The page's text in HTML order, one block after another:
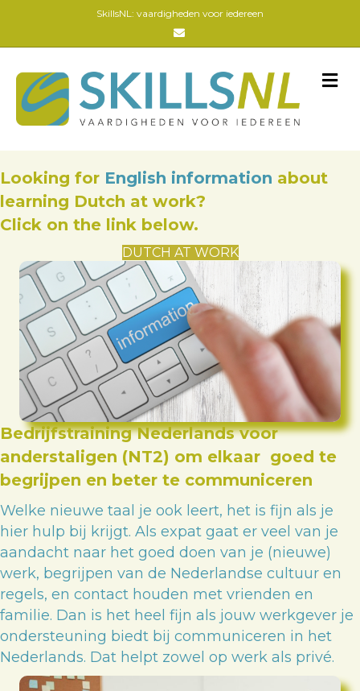
SkillsNL: vaardigheden voor iedereen
Email
Looking for English information about
learning Dutch at work?
Click on the link below.
DUTCH AT WORK
Bedrijfstraining Nederlands voor
anderstaligen (NT2) om elkaar goed te
begrijpen en beter te communiceren
Welke nieuwe taal je ook leert, het is fijn als je
hier hulp bij krijgt. Als expat gaat er veel van je
aandacht naar het goed doen van je (nieuwe)
werk, begrijpen van de Nederlandse cultuur en
regels, en contact houden met vrienden en
familie. Dan is het heel fijn als jouw werkgever je
ondersteuning biedt bij communiceren in het
Nederlands. Dat helpt zowel op werk als privé.